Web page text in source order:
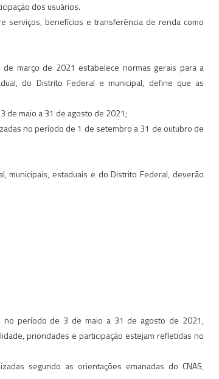
dos usuários.
serviços, benefícios e transferência de renda como
de março de 2021 estabelece normas gerais para a
do Distrito Federal e municipal, define que as
de maio a 31 de agosto de 2021;
no período de 1 de setembro a 31 de outubro de
municipais, estaduais e do Distrito Federal, deverão
no período de 3 de maio a 31 de agosto de 2021,
prioridades e participação estejam refletidas no
segundo as orientações emanadas do CNAS,